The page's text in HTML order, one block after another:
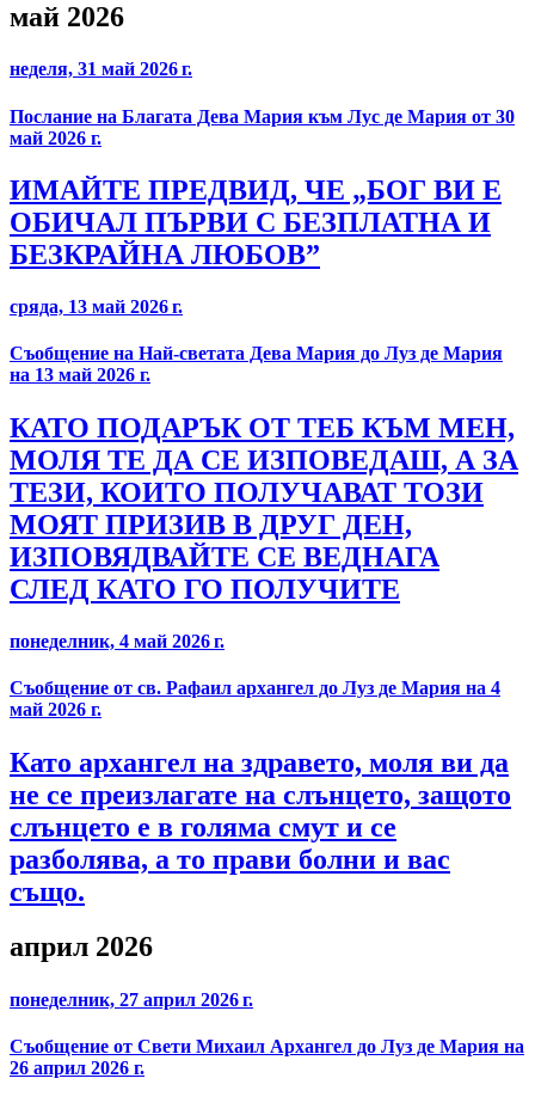
май 2026
неделя, 31 май 2026 г.
Послание на Благата Дева Мария към Лус де Мария от 30
май 2026 г.
ИМАЙТЕ ПРЕДВИД, ЧЕ „БОГ ВИ Е
ОБИЧАЛ ПЪРВИ С БЕЗПЛАТНА И
БЕЗКРАЙНА ЛЮБОВ”
сряда, 13 май 2026 г.
Съобщение на Най-светата Дева Мария до Луз де Мария
на 13 май 2026 г.
КАТО ПОДАРЪК ОТ ТЕБ КЪМ МЕН,
МОЛЯ ТЕ ДА СЕ ИЗПОВЕДАШ, А ЗА
ТЕЗИ, КОИТО ПОЛУЧАВАТ ТОЗИ
МОЯТ ПРИЗИВ В ДРУГ ДЕН,
ИЗПОВЯДВАЙТЕ СЕ ВЕДНАГА
СЛЕД КАТО ГО ПОЛУЧИТЕ
понеделник, 4 май 2026 г.
Съобщение от св. Рафаил архангел до Луз де Мария на 4
май 2026 г.
Като архангел на здравето, моля ви да
не се преизлагате на слънцето, защото
слънцето е в голяма смут и се
разболява, а то прави болни и вас
също.
април 2026
понеделник, 27 април 2026 г.
Съобщение от Свети Михаил Архангел до Луз де Мария на
26 април 2026 г.